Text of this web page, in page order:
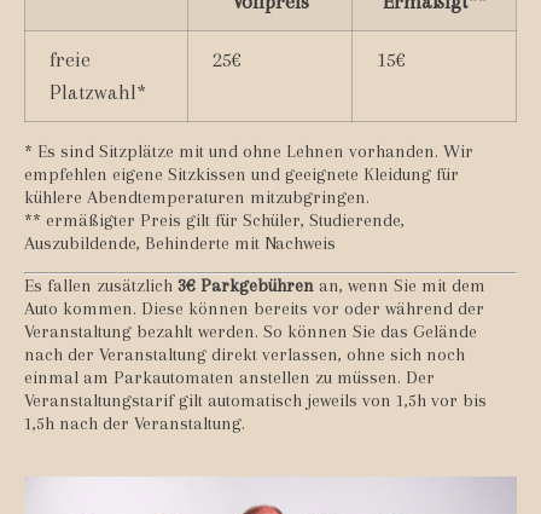
freie
Platzwahl*
25€ 15€
* Es sind Sitzplätze mit und ohne Lehnen vorhanden. Wir
empfehlen eigene Sitzkissen und geeignete Kleidung für
kühlere Abendtemperaturen mitzubgringen.
** ermäßigter Preis gilt für Schüler, Studierende,
Auszubildende, Behinderte mit Nachweis
Es fallen zusätzlich 3€ Parkgebühren an, wenn Sie mit dem
Auto kommen. Diese können bereits vor oder während der
Veranstaltung bezahlt werden. So können Sie das Gelände
nach der Veranstaltung direkt verlassen, ohne sich noch
einmal am Parkautomaten anstellen zu müssen. Der
Veranstaltungstarif gilt automatisch jeweils von 1,5h vor bis
1,5h nach der Veranstaltung.